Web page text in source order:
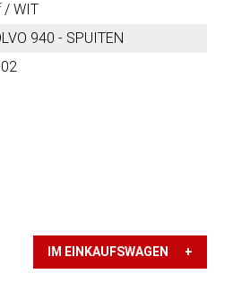
/ WIT
940 - SPUITEN
IM EINKAUFSWAGEN +